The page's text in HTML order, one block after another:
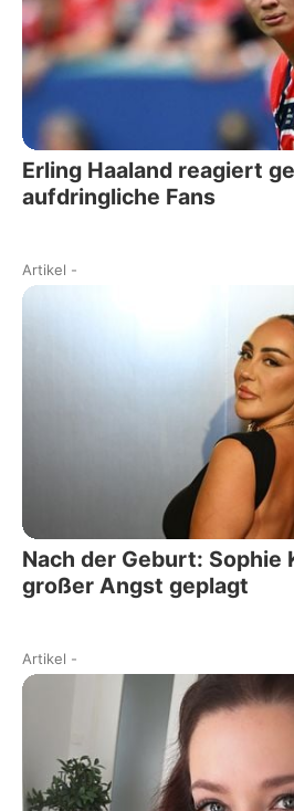
Erling Haaland reagiert
aufdringliche Fans
Artikel -
Nach der Geburt: Sophie
großer Angst geplagt
Artikel -